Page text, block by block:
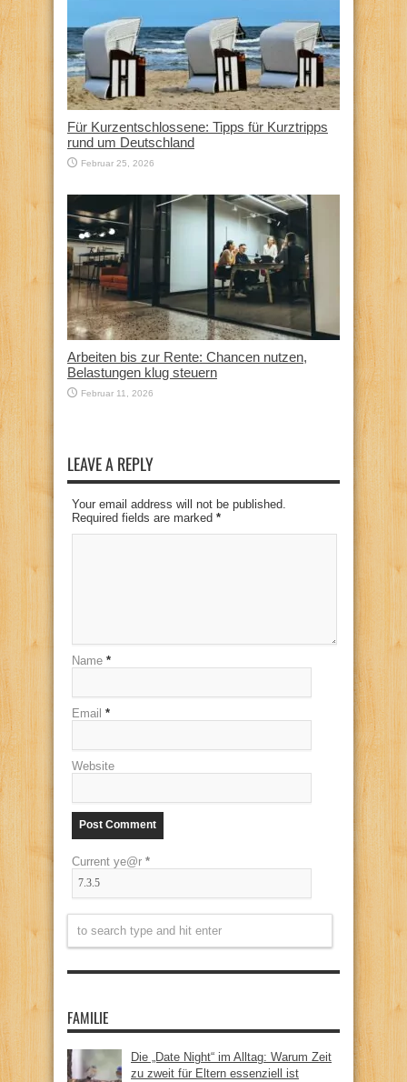
Für Kurzentschlossene: Tipps für Kurztripps
rund um Deutschland
Februar 25, 2026
Arbeiten bis zur Rente: Chancen nutzen,
Belastungen klug steuern
Februar 11, 2026
LEAVE A REPLY
Your email address will not be published.
Required fields are marked *
Name *
Email *
Website
Current ye@r *
FAMILIE
Die „Date Night“ im Alltag: Warum Zeit
zu zweit für Eltern essenziell ist